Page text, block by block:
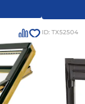
ID: ТХ52504